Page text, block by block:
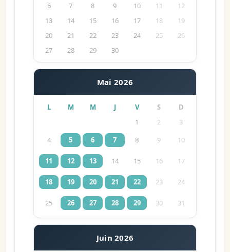
6
7 8 9 10 11
12
13
14 15 16 17 18
19
20
21 22 23 24 25
26
27
28 29 30
Mai 2026
L M M J V S
D
1
2
3
4
5 6 7 8 9 10
11 12 13 14 15 16 17
18 19 20 21 22 23 24
25 26 27 28 29 30 31
Juin 2026